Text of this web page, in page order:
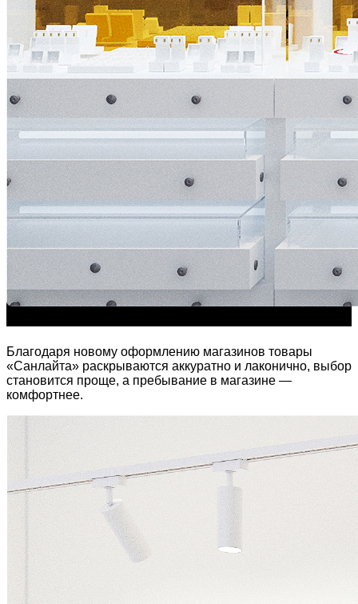
Благодаря новому оформлению магазинов товары
«Санлайта» раскрываются аккуратно и лаконично, выбор
становится проще, а пребывание в магазине —
комфортнее.